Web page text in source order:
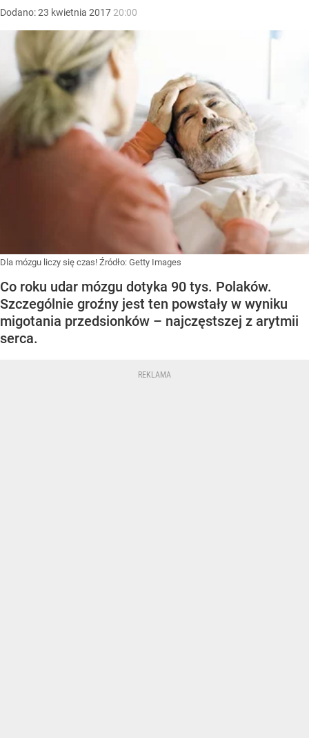
Dodano:23 kwietnia 2017 20:00
Dla mózgu liczy się czas! Źródło: Getty Images
Co roku udar mózgu dotyka 90 tys. Polaków.
Szczególnie groźny jest ten powstały w wyniku
migotania przedsionków – najczęstszej z arytmii
serca.